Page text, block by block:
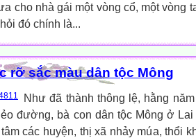
cho nhà gái một vòng cổ, một vòng
đó chính là...
rỡ sắc màu dân tộc Mông
Như đã thành thông lệ, hằng
đường, bà con dân tộc Mông ở
các huyện, thị xã nhảy múa, thổi